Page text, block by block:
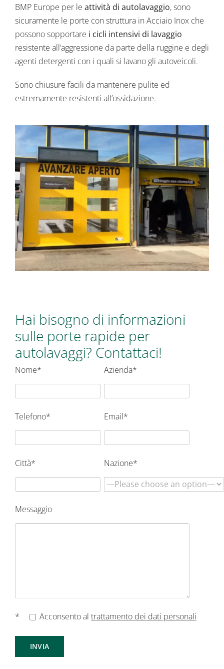
BMP Europe per le attività di autolavaggio, sono
sicuramente le porte con struttura in Acciaio Inox che
possono sopportare i cicli intensivi di lavaggio
resistente all’aggressione da parte della ruggine e degli
agenti detergenti con i quali si lavano gli autoveicoli.
Sono chiusure facili da mantenere pulite ed
estremamente resistenti all’ossidazione.
Hai bisogno di informazioni
sulle porte rapide per
autolavaggi? Contattaci!
Nome* Azienda*
Telefono* Email*
Città* Nazione*
Messaggio
* Acconsento al trattamento dei dati personali